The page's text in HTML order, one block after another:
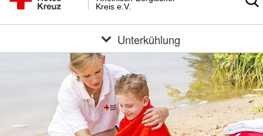
Kreis e.V.
Unterkühlung